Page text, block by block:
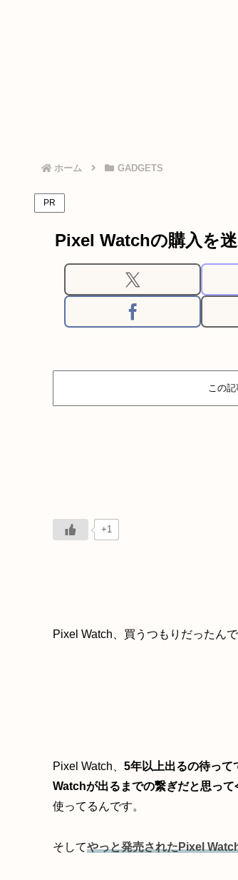
ホーム GADGETS
PR
Pixel Watchの購入を
この
+1
Pixel Watch、買うつもりだったん
Pixel Watch、 5年以上出るの待って
Watchが出るまでの繋ぎだと思っ
使ってるんです。
そしてやっと発売されたPixel